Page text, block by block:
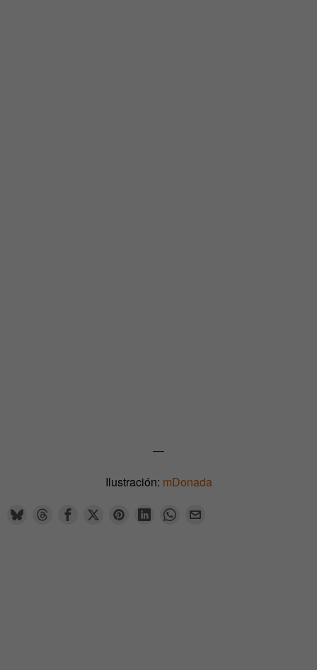
—
Ilustración: mDonada